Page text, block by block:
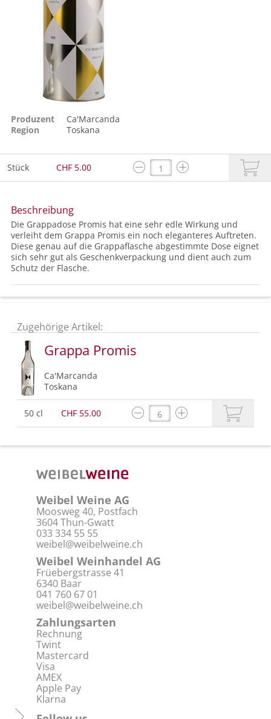
Produzent
Ca'Marcanda
Region
Toskana
Stück CHF 5.00
Beschreibung
Die Grappadose Promis hat eine sehr edle Wirkung und
verleiht dem Grappa Promis ein noch eleganteres Auftreten.
Diese genau auf die Grappaflasche abgestimmte Dose eignet
sich sehr gut als Geschenkverpackung und dient auch zum
Schutz der Flasche.
Zugehörige Artikel:
Grappa Promis
Ca'Marcanda
Toskana
50 cl CHF 55.00
Weibel Weine AG
Moosweg 40, Postfach
3604 Thun-Gwatt
033 334 55 55
weibel@weibelweine.ch
Weibel Weinhandel AG
Früebergstrasse 41
6340 Baar
041 760 67 01
weibel@weibelweine.ch
Zahlungsarten
Rechnung
Twint
Mastercard
Visa
AMEX
Apple Pay
Klarna